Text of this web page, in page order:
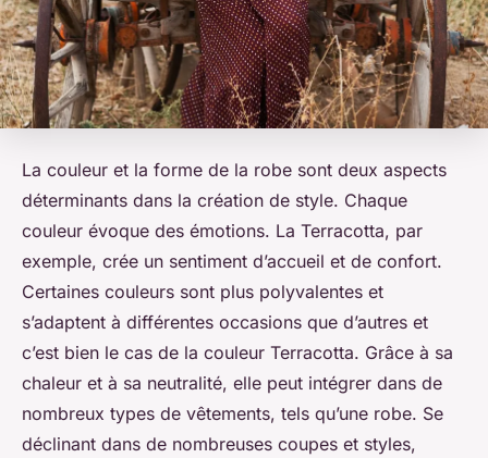
La couleur et la forme de la robe sont deux aspects
déterminants dans la création de style. Chaque
couleur évoque des émotions. La Terracotta, par
exemple, crée un sentiment d’accueil et de confort.
Certaines couleurs sont plus polyvalentes et
s’adaptent à différentes occasions que d’autres et
c’est bien le cas de la couleur Terracotta. Grâce à sa
chaleur et à sa neutralité, elle peut intégrer dans de
nombreux types de vêtements, tels qu’une robe. Se
déclinant dans de nombreuses coupes et styles,